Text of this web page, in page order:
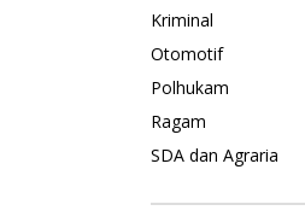
Kriminal
Otomotif
Polhukam
Ragam
SDA dan Agraria